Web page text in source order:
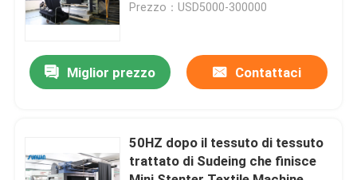
Richieda una citazione
macchina dello stenter del tessuto
Macchina di Stenter del tessuto
Prezzo：USD5000-300000
Miglior prezzo Contattaci
50HZ dopo il tessuto di tessuto
trattato di Sudeing che finisce